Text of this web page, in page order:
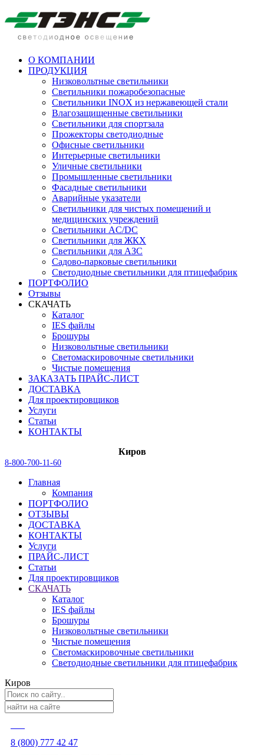
О КОМПАНИИ
ПРОДУКЦИЯ
Низковольтные светильники
Cветильники пожаробезопасные
Светильники INOX из нержавеющей стали
Влагозащищенные светильники
Светильники для спортзала
Прожекторы светодиодные
Офисные светильники
Интерьерные светильники
Уличные светильники
Промышленные светильники
Фасадные светильники
Аварийные указатели
Светильники для чистых помещений и
медицинских учреждений
Светильники AC/DC
Светильники для ЖКХ
Светильники для АЗС
Садово-парковые светильники
Светодиодные светильники для птицефабрик
ПОРТФОЛИО
Отзывы
СКАЧАТЬ
Каталог
IES файлы
Брошуры
Низковольтные светильники
Светомаскировочные светильники
Чистые помещения
ЗАКАЗАТЬ ПРАЙС-ЛИСТ
ДОСТАВКА
Для проектировщиков
Услуги
Статьи
КОНТАКТЫ
Киров
8-800-700-11-60
Главная
Компания
ПОРТФОЛИО
ОТЗЫВЫ
ДОСТАВКА
КОНТАКТЫ
Услуги
ПРАЙС-ЛИСТ
Статьи
Для проектировщиков
СКАЧАТЬ
Каталог
IES файлы
Брошуры
Низковольтные светильники
Чистые помещения
Светомаскировочные светильники
Светодиодные светильники для птицефабрик
Киров
8 (800) 777 42 47